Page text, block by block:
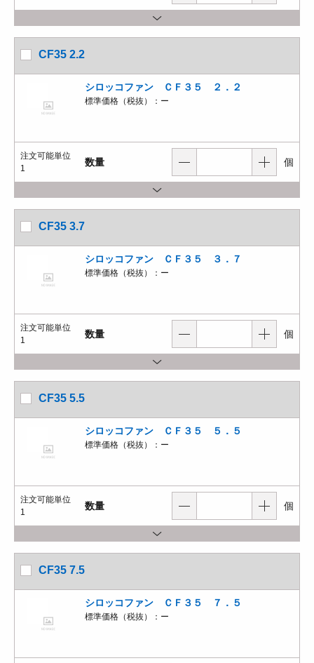
CF35 2.2
シロッコファン ＣＦ３５ ２．２
標準価格（税抜）： ー
注文可能単位
1
数量 個
CF35 3.7
シロッコファン ＣＦ３５ ３．７
標準価格（税抜）： ー
注文可能単位
1
数量 個
CF35 5.5
シロッコファン ＣＦ３５ ５．５
標準価格（税抜）： ー
注文可能単位
1
数量 個
CF35 7.5
シロッコファン ＣＦ３５ ７．５
標準価格（税抜）： ー